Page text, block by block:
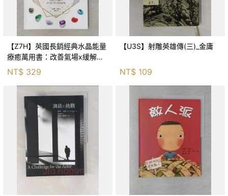
【Z7H】英國長銷經典水晶能量
療癒萬用書：改善氣場x緩解疼
痛x穩定身心x增加財富x促進人
緣，250種水晶礦石給你最完整
的生活對策_菲利
NT$ 329
【U3S】射雕英雄傳(三)_金庸
NT$ 109